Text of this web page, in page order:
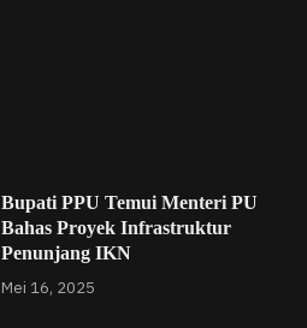
Bupati PPU Temui Menteri PU
Bahas Proyek Infrastruktur
Penunjang IKN
Mei 16, 2025